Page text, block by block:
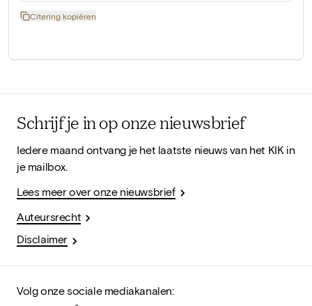
Citering kopiëren
Schrijf je in op onze nieuwsbrief
Iedere maand ontvang je het laatste nieuws van het KIK in
je mailbox.
Lees meer over onze nieuwsbrief
Auteursrecht
Disclaimer
Volg onze sociale mediakanalen: